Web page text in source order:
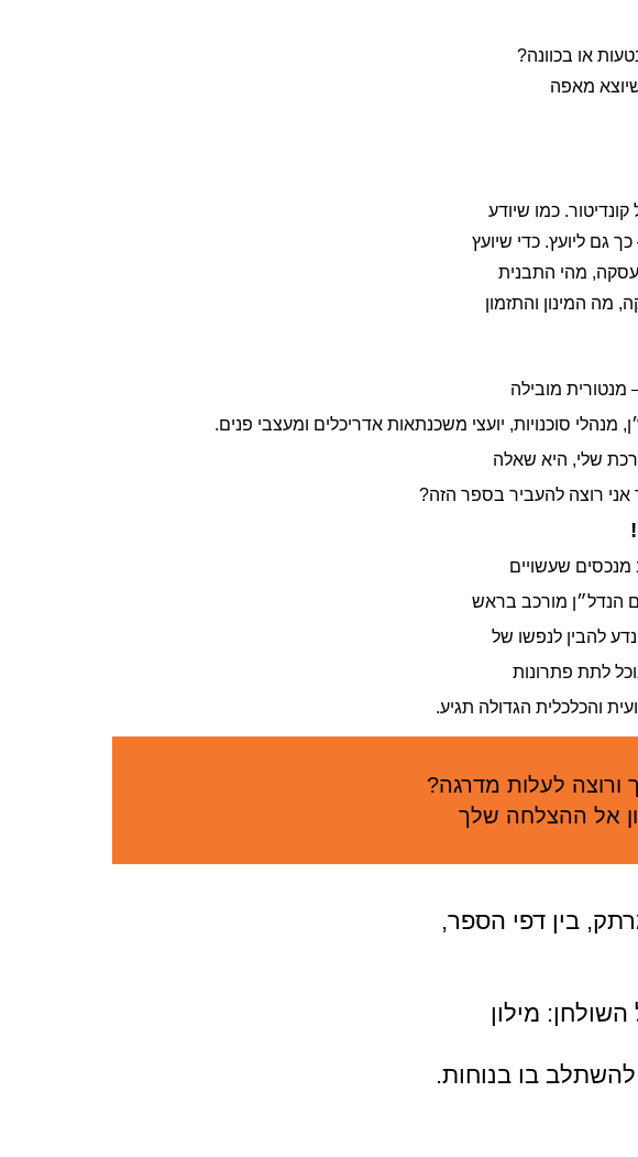
או בכוונה?
מאפה
כמו שיודע
גם ליועץ. כדי שיועץ
מהי התבנית
מה המינון והתזמון
מובילה
מנהלי סוכנויות, יועצי משכנתאות אדריכלים ומעצבי פנים.
שלי, היא שאלה
אני רוצה להעביר בספר הזה?
מנכסים שעשויים
הנדל״ן מורכב בראש
להבין לנפשו של
לתת פתרונות
והכלכלית הגדולה תגיע.
ורוצה לעלות מדרגה?
אל ההצלחה שלך
בין דפי הספר,
מילון
בו בנוחות.